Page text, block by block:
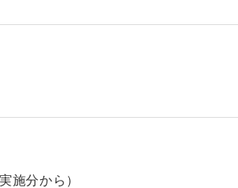
施分から）